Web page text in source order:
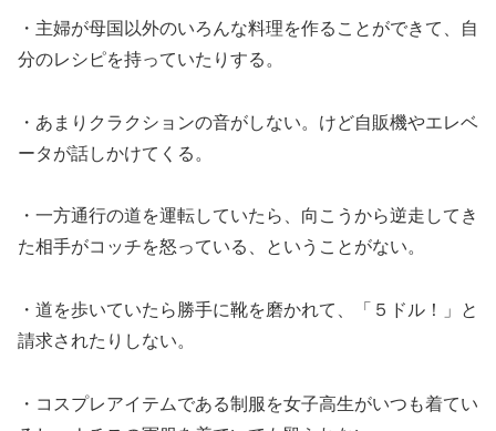
・主婦が母国以外のいろんな料理を作ることができて、自
分のレシピを持っていたりする。
・あまりクラクションの音がしない。けど自販機やエレベ
ータが話しかけてくる。
・一方通行の道を運転していたら、向こうから逆走してき
た相手がコッチを怒っている、ということがない。
・道を歩いていたら勝手に靴を磨かれて、「５ドル！」と
請求されたりしない。
・コスプレアイテムである制服を女子高生がいつも着てい